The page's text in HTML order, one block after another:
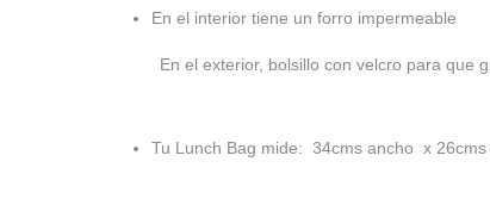
En el interior tiene un forro impermeable
En el exterior, bolsillo con velcro para que
Tu Lunch Bag mide: 34cms ancho x 26cms